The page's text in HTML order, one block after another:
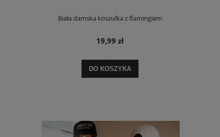
Biała damska koszulka z flamingiem
19,99 zł
DO KOSZYKA